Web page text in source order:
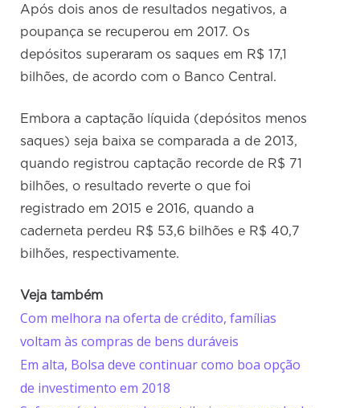
Após dois anos de resultados negativos, a
poupança se recuperou em 2017. Os
depósitos superaram os saques em R$ 17,1
bilhões, de acordo com o Banco Central.
Embora a captação líquida (depósitos menos
saques) seja baixa se comparada a de 2013,
quando registrou captação recorde de R$ 71
bilhões, o resultado reverte o que foi
registrado em 2015 e 2016, quando a
caderneta perdeu R$ 53,6 bilhões e R$ 40,7
bilhões, respectivamente.
Veja também
Com melhora na oferta de crédito, famílias
voltam às compras de bens duráveis
Em alta, Bolsa deve continuar como boa opção
de investimento em 2018